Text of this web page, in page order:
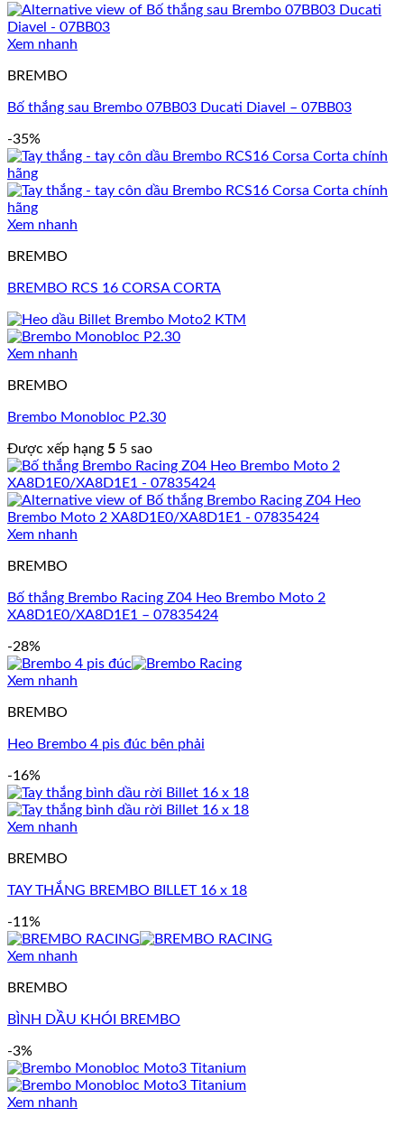
Xem nhanh
BREMBO
Bố thắng sau Brembo 07BB03 Ducati Diavel – 07BB03
-35%
Xem nhanh
BREMBO
BREMBO RCS 16 CORSA CORTA
Xem nhanh
BREMBO
Brembo Monobloc P2.30
Được xếp hạng 5 5 sao
Xem nhanh
BREMBO
Bố thắng Brembo Racing Z04 Heo Brembo Moto 2
XA8D1E0/XA8D1E1 – 07835424
-28%
Xem nhanh
BREMBO
Heo Brembo 4 pis đúc bên phải
-16%
Xem nhanh
BREMBO
TAY THẮNG BREMBO BILLET 16 x 18
-11%
Xem nhanh
BREMBO
BÌNH DẦU KHÓI BREMBO
-3%
Xem nhanh